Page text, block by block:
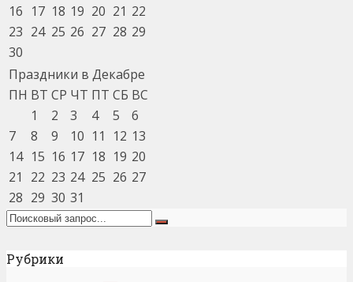
16 17 18 19 20 21 22
23 24 25 26 27 28 29
30
Праздники в Декабре
ПН ВТ СР ЧТ ПТ СБ ВС
1
2 3 4 5
6
7
8 9 10 11 12 13
14 15 16 17 18 19 20
21
22 23 24 25 26 27
28 29 30 31
Рубрики